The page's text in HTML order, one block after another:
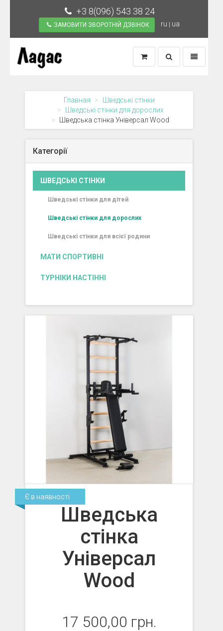
+3 8(096) 543 38 24
ЗАМОВИТИ ЗВОРОТНІЙ ДЗВІНОК ru ua
Toggle
Navigation
Toggle
Search
Главная
Шведські стінки
Шведські стінки для дорослих
Шведська стінка Універсал Wood
Категорії
ШВЕДСЬКІ СТІНКИ
Шведські стінки для дітей
Шведські стінки для дорослих
Шведські стінки для всієї родини
МАТИ СПОРТИВНІ
ТУРНІКИ НАСТІННІ
Шведська
стінка
Універсал
Wood
17 500,00 грн.
Є в наявності